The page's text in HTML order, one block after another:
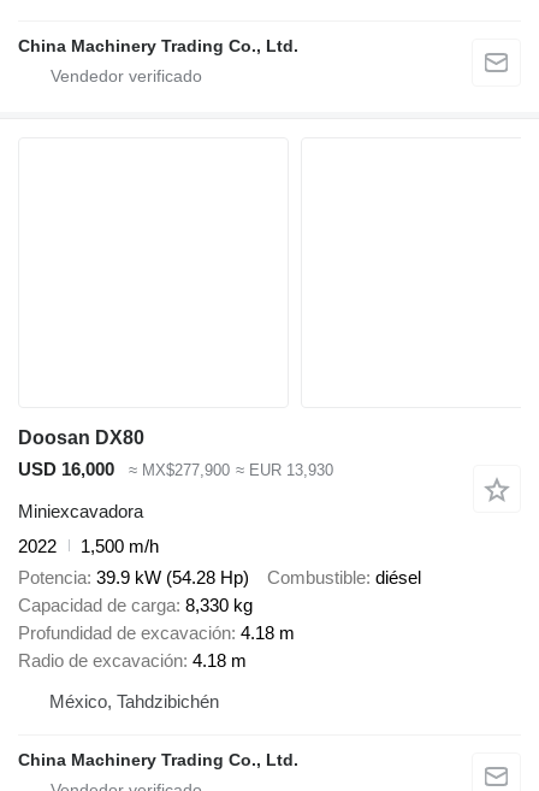
China Machinery Trading Co., Ltd.
Doosan DX80
USD 16,000
≈ MX$277,900 ≈ EUR 13,930
Miniexcavadora
2022
1,500 m/h
Potencia 39.9 kW (54.28 Hp) Combustible diésel
Capacidad de carga 8,330 kg
Profundidad de excavación 4.18 m
Radio de excavación 4.18 m
México, Tahdzibichén
China Machinery Trading Co., Ltd.